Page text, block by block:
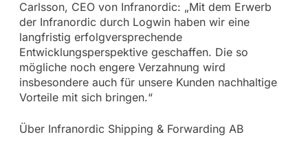
Carlsson, CEO von Infranordic: „Mit dem Erwerb
der Infranordic durch Logwin haben wir eine
langfristig erfolgversprechende
Entwicklungsperspektive geschaffen. Die so
mögliche noch engere Verzahnung wird
insbesondere auch für unsere Kunden nachhaltige
Vorteile mit sich bringen.“
Über Infranordic Shipping & Forwarding AB